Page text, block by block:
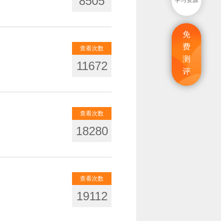
免
费
测
评
查看次数
11672
查看次数
18280
查看次数
19112